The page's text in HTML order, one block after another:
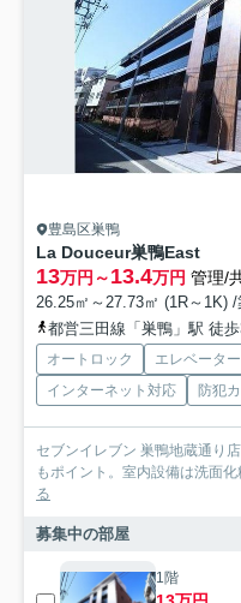
豊島区巣鴨
La Douceur巣鴨East
13万円～13.4万円 管理/
26.25㎡～27.73㎡ (1R～1K)
都営三田線「巣鴨」駅 徒
オートロック エレベーター
インターネット対応
防犯
セブンイレブン 巣鴨地蔵通り
もポイント。室内設備は洗面
る
募集中の部屋
1階